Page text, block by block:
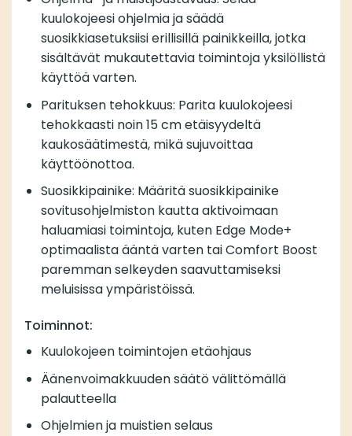
kuulokojeesi ohjelmia ja säädä
suosikkiasetuksiisi erillisillä painikkeilla, jotka
sisältävät mukautettavia toimintoja yksilöllistä
käyttöä varten.
Parituksen tehokkuus: Parita kuulokojeesi
tehokkaasti noin 15 cm etäisyydeltä
kaukosäätimestä, mikä sujuvoittaa
käyttöönottoa.
Suosikkipainike: Määritä suosikkipainike
sovitusohjelmiston kautta aktivoimaan
haluamiasi toimintoja, kuten Edge Mode+
optimaalista ääntä varten tai Comfort Boost
paremman selkeyden saavuttamiseksi
meluisissa ympäristöissä.
Toiminnot:
Kuulokojeen toimintojen etäohjaus
Äänenvoimakkuuden säätö välittömällä
palautteella
Ohjelmien ja muistien selaus